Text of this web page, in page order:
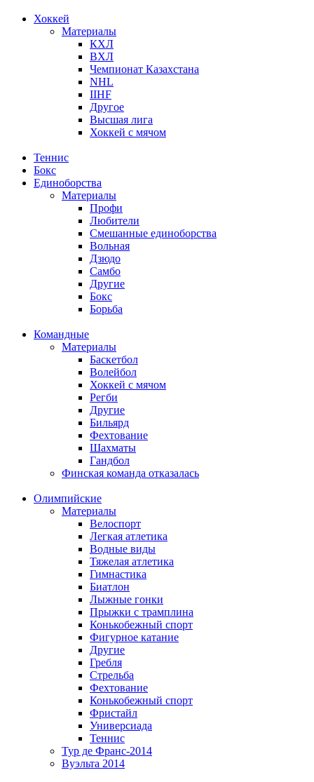
Хоккей
Материалы
КХЛ
ВХЛ
Чемпионат Казахстана
NHL
IIHF
Другое
Высшая лига
Хоккей с мячом
Теннис
Бокс
Единоборства
Материалы
Профи
Любители
Смешанные единоборства
Вольная
Дзюдо
Самбо
Другие
Бокс
Борьба
Командные
Материалы
Баскетбол
Волейбол
Хоккей с мячом
Регби
Другие
Бильярд
Фехтование
Шахматы
Гандбол
Финская команда отказалась
Олимпийские
Материалы
Велоспорт
Легкая атлетика
Водные виды
Тяжелая атлетика
Гимнастика
Биатлон
Лыжные гонки
Прыжки с трамплина
Конькобежный спорт
Фигурное катание
Другие
Гребля
Стрельба
Фехтование
Конькобежный спорт
Фристайл
Универсиада
Теннис
Тур де Франс-2014
Вуэльта 2014